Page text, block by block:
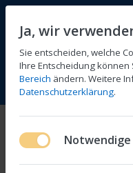
Menü Anmelden
Ja, wir
Sie entscheiden, welche
Ihre Entscheidung können
Bereich ändern. Weitere
Datenschutzerklärung.
Notwendige